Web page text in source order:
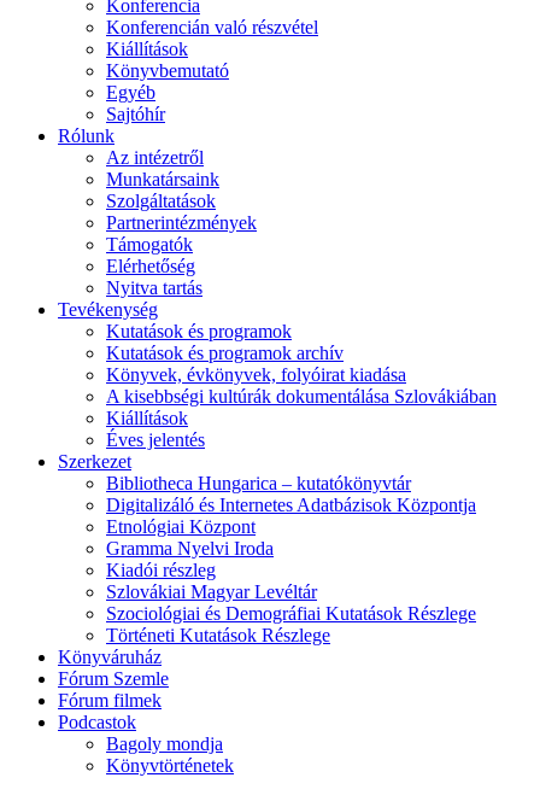
Konferencia
Konferencián való részvétel
Kiállítások
Könyvbemutató
Egyéb
Sajtóhír
Rólunk
Az intézetről
Munkatársaink
Szolgáltatások
Partnerintézmények
Támogatók
Elérhetőség
Nyitva tartás
Tevékenység
Kutatások és programok
Kutatások és programok archív
Könyvek, évkönyvek, folyóirat kiadása
A kisebbségi kultúrák dokumentálása Szlovákiában
Kiállítások
Éves jelentés
Szerkezet
Bibliotheca Hungarica – kutatókönyvtár
Digitalizáló és Internetes Adatbázisok Központja
Etnológiai Központ
Gramma Nyelvi Iroda
Kiadói részleg
Szlovákiai Magyar Levéltár
Szociológiai és Demográfiai Kutatások Részlege
Történeti Kutatások Részlege
Könyváruház
Fórum Szemle
Fórum filmek
Podcastok
Bagoly mondja
Könyvtörténetek